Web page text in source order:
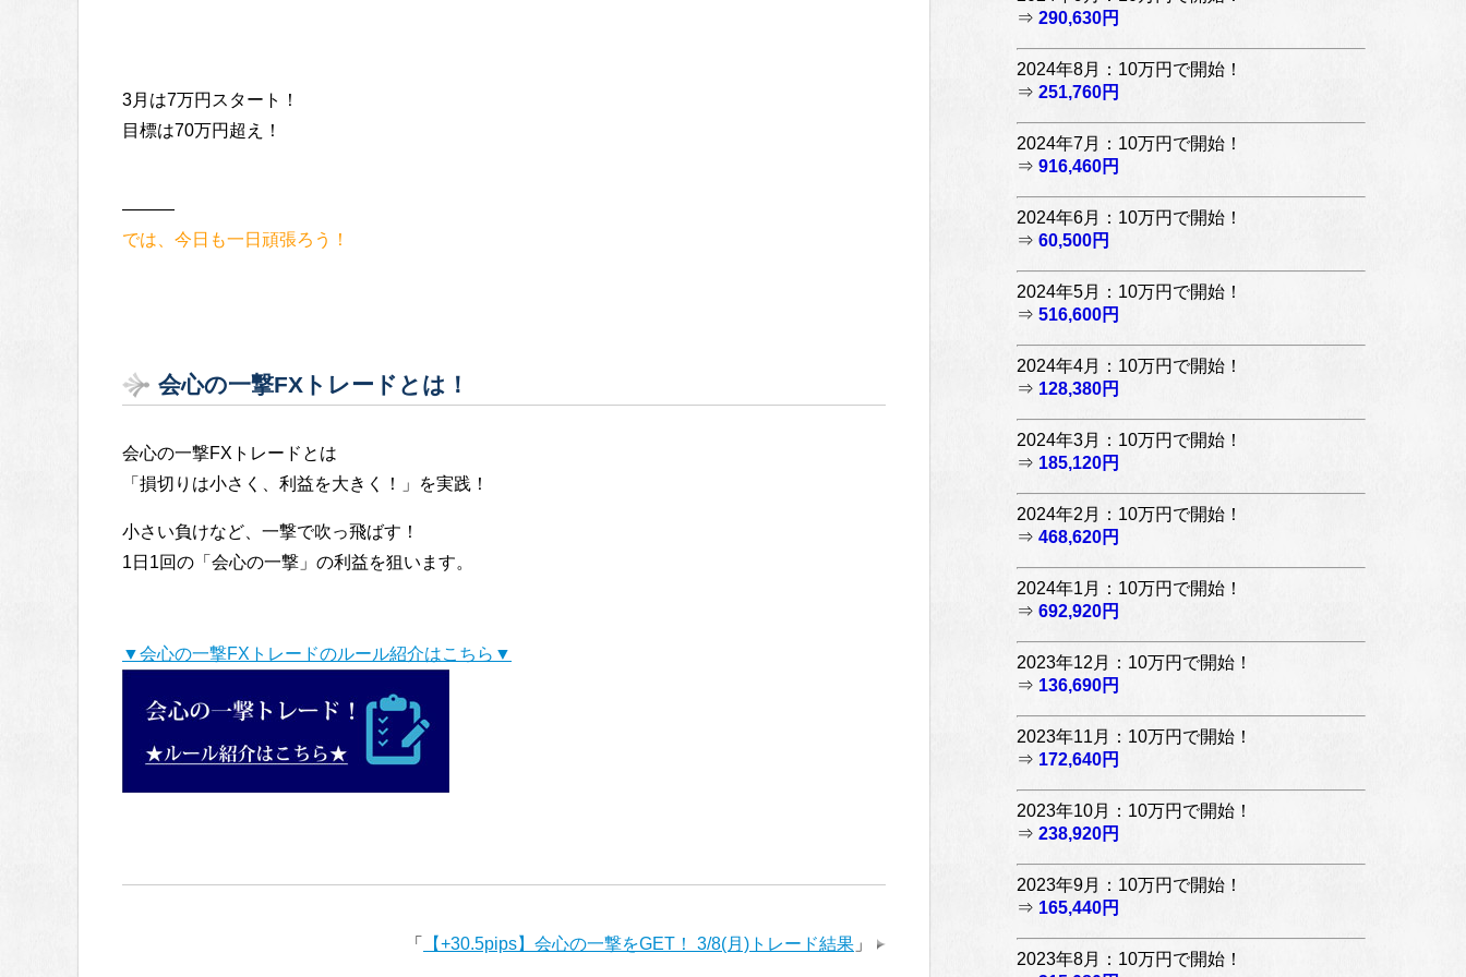
3月は7万円スタート！
目標は70万円超え！
———
では、今日も一日頑張ろう！
会心の一撃FXトレードとは！
会心の一撃FXトレードとは
「損切りは小さく、利益を大きく！」を実践！
小さい負けなど、一撃で吹っ飛ばす！
1日1回の「会心の一撃」の利益を狙います。
▼会心の一撃FXトレードのルール紹介はこちら▼
「 【+30.5pips】会心の一撃をGET！ 3/8(月)トレード結果 」
⇒ 290,630円
2024年8月：10万円で開始！
⇒ 251,760円
2024年7月：10万円で開始！
⇒ 916,460円
2024年6月：10万円で開始！
⇒ 60,500円
2024年5月：10万円で開始！
⇒ 516,600円
2024年4月：10万円で開始！
⇒ 128,380円
2024年3月：10万円で開始！
⇒ 185,120円
2024年2月：10万円で開始！
⇒ 468,620円
2024年1月：10万円で開始！
⇒ 692,920円
2023年12月：10万円で開始！
⇒ 136,690円
2023年11月：10万円で開始！
⇒ 172,640円
2023年10月：10万円で開始！
⇒ 238,920円
2023年9月：10万円で開始！
⇒ 165,440円
2023年8月：10万円で開始！